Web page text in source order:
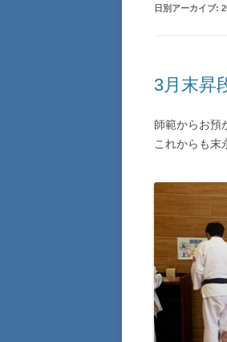
日別アーカイブ:
3月末昇
師範からお預
これからも末